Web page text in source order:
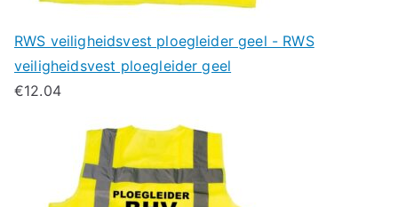
RWS veiligheidsvest ploegleider geel - RWS
veiligheidsvest ploegleider geel
€12.04